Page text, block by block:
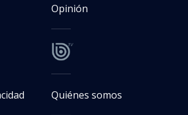
Opinión
Quiénes somos